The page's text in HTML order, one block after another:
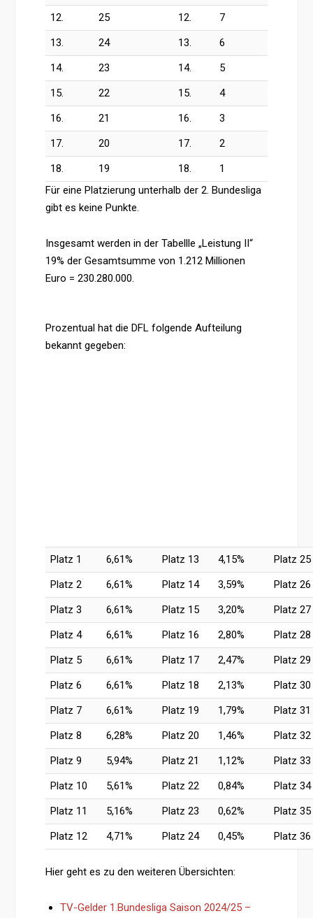
12.
25 12.
7
13.
24 13.
6
14.
23 14.
5
15.
22 15.
4
16.
21 16.
3
17.
20 17.
2
18.
19 18.
1
Für eine Platzierung unterhalb der 2. Bundesliga
gibt es keine Punkte.
Insgesamt werden in der Tabellle „Leistung II“
19% der Gesamtsumme von 1.212 Millionen
Euro = 230.280.000.
Prozentual hat die DFL folgende Aufteilung
bekannt gegeben:
Platz 1 6,61% Platz 13 4,15%
Platz 25
Platz 2
6,61% Platz 14 3,59%
Platz 26
Platz 3
6,61% Platz 15 3,20%
Platz 27
Platz 4
6,61% Platz 16 2,80%
Platz 28
Platz 5
6,61% Platz 17 2,47%
Platz 29
Platz 6
6,61% Platz 18 2,13%
Platz 30
Platz 7
6,61% Platz 19 1,79%
Platz 31
Platz 8
6,28% Platz 20 1,46%
Platz 32
Platz 9
5,94% Platz 21 1,12%
Platz 33
Platz 10
5,61% Platz 22 0,84%
Platz 34
Platz 11
5,16% Platz 23 0,62%
Platz 35
Platz 12
4,71% Platz 24 0,45% Platz 36
Hier geht es zu den weiteren Übersichten:
TV-Gelder 1.Bundesliga Saison 2024/25 –